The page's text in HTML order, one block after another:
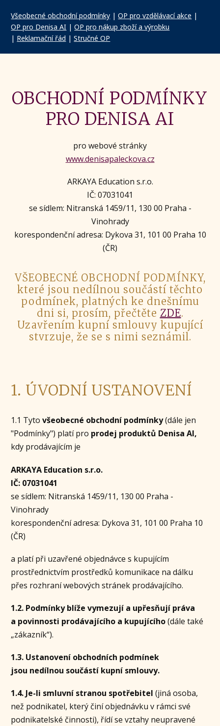
Všeobecné obchodní podmínky |OP pro vzdělávací akce |
OP pro Denisa AI |OP pro nákup zboží a výrobku
| Reklamační řád |Stručné OP
OBCHODNÍ PODMÍNKY
PRO DENISA AI
pro webové stránky
www.denisapaleckova.cz
ARKAYA Education s.r.o.
IČ: 07031041
se sídlem: Nitranská 1459/11, 130 00 Praha -
Vinohrady
korespondenční adresa: Dykova 31, 101 00 Praha 10
(ČR)
VŠEOBECNÉ OBCHODNÍ PODMÍNKY,
které jsou nedílnou součástí těchto
podmínek, platných ke dnešnímu
dni si, prosím, přečtěte ZDE.
Uzavřením kupní smlouvy kupující
stvrzuje, že se s nimi seznámil.
1. ÚVODNÍ USTANOVENÍ
1.1 Tytovšeobecné obchodní podmínky(dále jen
"Podmínky") platí pro prodej produktů Denisa AI,
kdy prodávajícím je
ARKAYA Education s.r.o.
IČ: 07031041
se sídlem: Nitranská 1459/11, 130 00 Praha -
Vinohrady
korespondenční adresa: Dykova 31, 101 00 Praha 10
(ČR)
a platí při uzavřené objednávce s kupujícím
prostřednictvím prostředků komunikace na dálku
přes rozhraní webových stránek prodávajícího.
1.2. Podmínky blíže vymezují a upřesňují práva
a povinnosti prodávajícího a kupujícího(dále také
„zákazník“).
1.3. Ustanovení obchodních podmínek
jsou nedílnou součástí kupní smlouvy.
1.4. Je-li smluvní stranou spotřebitel (jiná osoba,
než podnikatel, který činí objednávku v rámci své
podnikatelské činnosti), řídí se vztahy neupravené